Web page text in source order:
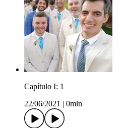
Capítulo I: 1
22/06/2021
0min